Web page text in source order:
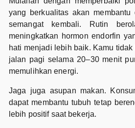
yang berkualitas akan
semangat kembali. Rutin
meningkatkan hormon endorfin
hati menjadi lebih baik. Kamu
jalan pagi selama 20–30 menit
memulihkan energi.
Jaga juga asupan makan.
dapat membantu tubuh tetap
lebih positif saat bekerja.